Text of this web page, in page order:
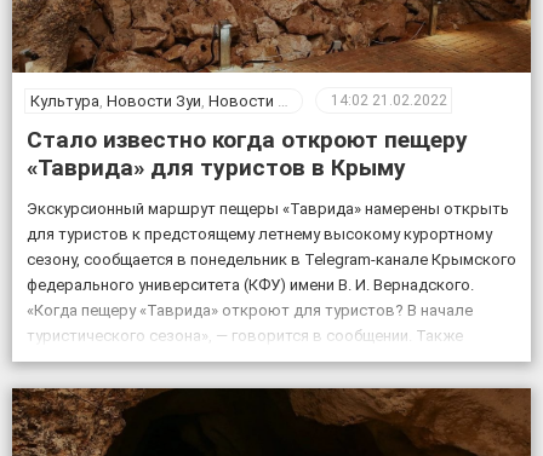
Культура Новости Зуи Новости Крыма 14:02 21.02.2022
Стало известно когда откроют пещеру
«Таврида» для туристов в Крыму
Экскурсионный маршрут пещеры «Таврида» намерены открыть
для туристов к предстоящему летнему высокому курортному
сезону, сообщается в понедельник в Telegram-канале Крымского
федерального университета (КФУ) имени В. И. Вернадского.
«Когда пещеру «Таврида» откроют для туристов? В начале
туристического сезона», — говорится в сообщении. Также
отмечается, что посещение «Тавриды» будет полностью
безопасным. За возможным движением грунтов и камней […]